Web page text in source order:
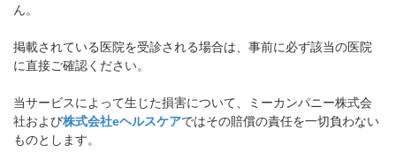
ん。
掲載されている医院を受診される場合は、事前に必ず該当の医院
に直接ご確認ください。
当サービスによって生じた損害について、ミーカンパニー株式会
社および株式会社eヘルスケアではその賠償の責任を一切負わない
ものとします。